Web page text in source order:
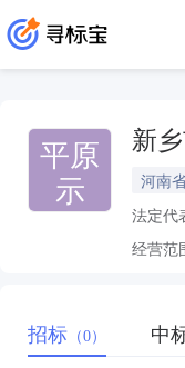
平原
示
新
河南
法定代
经营范
招标 （0） 中